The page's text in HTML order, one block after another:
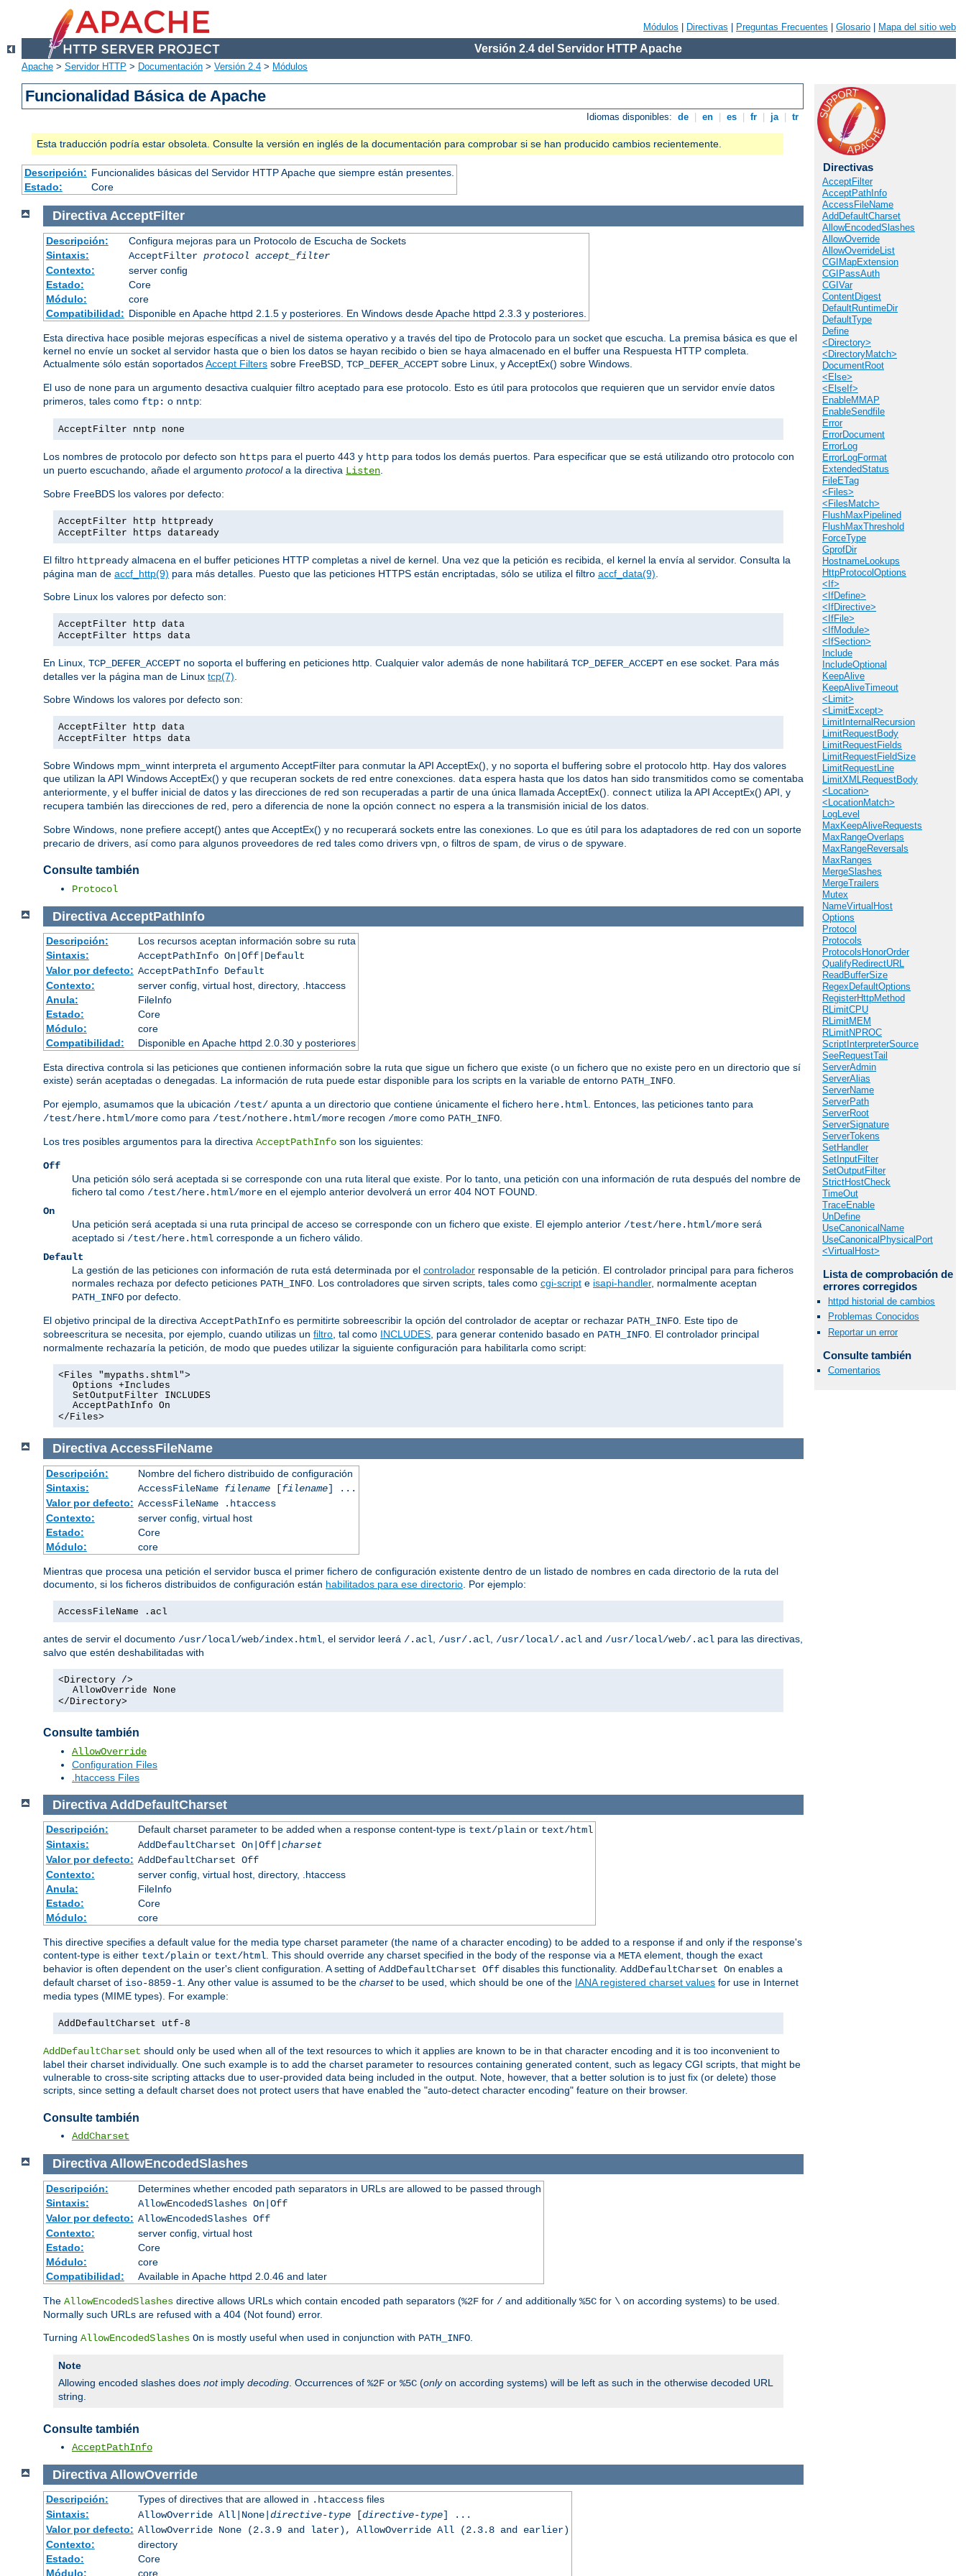
Módulos Directivas Preguntas Frecuentes Glosario Mapa del sitio web
Versión 2.4 del Servidor HTTP Apache
Apache > Servidor HTTP > Documentación > Versión 2.4 > Módulos
Funcionalidad Básica de Apache
Idiomas disponibles: de en es fr ja tr
Esta traducción podría estar obsoleta. Consulte la versión en inglés de la documentación para comprobar si se han producido cambios recientemente.
Descripción: Funcionalides básicas del Servidor HTTP Apache que siempre están presentes.
Estado:
Core
Directivas
AcceptFilter
AcceptPathInfo
AccessFileName
AddDefaultCharset
AllowEncodedSlashes
AllowOverride
AllowOverrideList
CGIMapExtension
CGIPassAuth
CGIVar
ContentDigest
DefaultRuntimeDir
DefaultType
Define
<Directory>
<DirectoryMatch>
DocumentRoot
<Else>
<ElseIf>
EnableMMAP
EnableSendfile
Error
ErrorDocument
ErrorLog
ErrorLogFormat
ExtendedStatus
FileETag
<Files>
<FilesMatch>
FlushMaxPipelined
FlushMaxThreshold
ForceType
GprofDir
HostnameLookups
HttpProtocolOptions
<If>
<IfDefine>
<IfDirective>
<IfFile>
<IfModule>
<IfSection>
Include
IncludeOptional
KeepAlive
KeepAliveTimeout
<Limit>
<LimitExcept>
LimitInternalRecursion
LimitRequestBody
LimitRequestFields
LimitRequestFieldSize
LimitRequestLine
LimitXMLRequestBody
<Location>
<LocationMatch>
LogLevel
MaxKeepAliveRequests
MaxRangeOverlaps
MaxRangeReversals
MaxRanges
MergeSlashes
MergeTrailers
Mutex
NameVirtualHost
Options
Protocol
Protocols
ProtocolsHonorOrder
QualifyRedirectURL
ReadBufferSize
RegexDefaultOptions
RegisterHttpMethod
RLimitCPU
RLimitMEM
RLimitNPROC
ScriptInterpreterSource
SeeRequestTail
ServerAdmin
ServerAlias
ServerName
ServerPath
ServerRoot
ServerSignature
ServerTokens
SetHandler
SetInputFilter
SetOutputFilter
StrictHostCheck
TimeOut
TraceEnable
UnDefine
UseCanonicalName
UseCanonicalPhysicalPort
<VirtualHost>
Lista de comprobación de
errores corregidos
httpd historial de cambios
Problemas Conocidos
Reportar un error
Consulte también
Comentarios
Directiva AcceptFilter
Descripción:
Configura mejoras para un Protocolo de Escucha de Sockets
Sintaxis:
AcceptFilter protocol accept_filter
Contexto:
server config
Estado:
Core
Módulo:
core
Compatibilidad: Disponible en Apache httpd 2.1.5 y posteriores. En Windows desde Apache httpd 2.3.3 y posteriores.
Esta directiva hace posible mejoras específicas a nivel de sistema operativo y a través del tipo de Protocolo para un socket que escucha. La premisa básica es que el
kernel no envíe un socket al servidor hasta que o bien los datos se hayan recibido o bien se haya almacenado en el buffer una Respuesta HTTP completa.
Actualmente sólo están soportadosAccept Filters sobre FreeBSD, TCP_DEFER_ACCEPT sobre Linux, y AcceptEx() sobre Windows.
El uso de none para un argumento desactiva cualquier filtro aceptado para ese protocolo. Esto es útil para protocolos que requieren que un servidor envíe datos
primeros, tales como ftp: o nntp:
AcceptFilter nntp none
Los nombres de protocolo por defecto son https para el puerto 443 y http para todos los demás puertos. Para especificar que se está utilizando otro protocolo con
un puerto escuchando, añade el argumento protocola la directiva Listen
Sobre FreeBDS los valores por defecto:
AcceptFilter http httpready
AcceptFilter https dataready
El filtro httpready almacena en el buffer peticiones HTTP completas a nivel de kernel. Una vez que la petición es recibida, el kernel la envía al servidor. Consulta la
página man de accf_http(9) para más detalles. Puesto que las peticiones HTTPS están encriptadas, sólo se utiliza el filtro accf_data(9)
Sobre Linux los valores por defecto son:
AcceptFilter http data
AcceptFilter https data
En Linux, TCP_DEFER_ACCEPT no soporta el buffering en peticiones http. Cualquier valor además de none habilitará TCP_DEFER_ACCEPT en ese socket. Para más
detalles ver la página man de Linux tcp(7)
Sobre Windows los valores por defecto son:
AcceptFilter http data
AcceptFilter https data
Sobre Windows mpm_winnt interpreta el argumento AcceptFilter para conmutar la API AcceptEx(), y no soporta el buffering sobre el protocolo http. Hay dos valores
que utilizan la API Windows AcceptEx() y que recuperan sockets de red entre conexciones. data espera hasta que los datos han sido transmitidos como se comentaba
anteriormente, y el buffer inicial de datos y las direcciones de red son recuperadas a partir de una única llamada AcceptEx(). connect utiliza la API AcceptEx() API, y
recupera también las direcciones de red, pero a diferencia de none la opción connect no espera a la transmisión inicial de los datos.
Sobre Windows, none prefiere accept() antes que AcceptEx() y no recuperará sockets entre las conexiones. Lo que es útil para los adaptadores de red con un soporte
precario de drivers, así como para algunos proveedores de red tales como drivers vpn, o filtros de spam, de virus o de spyware.
Consulte también
Protocol
Directiva AcceptPathInfo
Descripción:
Los recursos aceptan información sobre su ruta
Sintaxis:
AcceptPathInfo On|Off|Default
Valor por defecto: AcceptPathInfo Default
Contexto:
server config, virtual host, directory, .htaccess
Anula:
FileInfo
Estado:
Core
Módulo:
core
Compatibilidad:
Disponible en Apache httpd 2.0.30 y posteriores
Esta directiva controla si las peticiones que contienen información sobre la ruta que sigue un fichero que existe (o un fichero que no existe pero en un directorio que sí
existe) serán aceptadas o denegadas. La información de ruta puede estar disponible para los scripts en la variable de entorno PATH_INFO.
Por ejemplo, asumamos que la ubicación /test/ apunta a un directorio que contiene únicamente el fichero here.html. Entonces, las peticiones tanto para
/test/here.html/more como para /test/nothere.html/more recogen /more como PATH_INFO.
Los tres posibles argumentos para la directiva AcceptPathInfo son los siguientes:
Off
Una petición sólo será aceptada si se corresponde con una ruta literal que existe. Por lo tanto, una petición con una información de ruta después del nombre de
fichero tal como /test/here.html/more en el ejemplo anterior devolverá un error 404 NOT FOUND.
On
Una petición será aceptada si una ruta principal de acceso se corresponde con un fichero que existe. El ejemplo anterior /test/here.html/more será
aceptado si /test/here.html corresponde a un fichero válido.
Default
La gestión de las peticiones con información de ruta está determinada por el controlador responsable de la petición. El controlador principal para para ficheros
normales rechaza por defecto peticiones PATH_INFO. Los controladores que sirven scripts, tales como cgi-script e isapi-handler, normalmente aceptan
PATH_INFO por defecto.
El objetivo principal de la directiva AcceptPathInfo es permitirte sobreescribir la opción del controlador de aceptar or rechazar PATH_INFO. Este tipo de
sobreescritura se necesita, por ejemplo, cuando utilizas un filtro, tal como INCLUDES, para generar contenido basado en PATH_INFO. El controlador principal
normalmente rechazaría la petición, de modo que puedes utilizar la siguiente configuración para habilitarla como script:
<Files "mypaths.shtml">
Options +Includes
SetOutputFilter INCLUDES
AcceptPathInfo On
</Files>
Directiva AccessFileName
Descripción:
Nombre del fichero distribuido de configuración
Sintaxis:
AccessFileName filename[filename] ...
Valor por defecto: AccessFileName .htaccess
Contexto:
server config, virtual host
Estado:
Core
Módulo:
core
Mientras que procesa una petición el servidor busca el primer fichero de configuración existente dentro de un listado de nombres en cada directorio de la ruta del
documento, si los ficheros distribuidos de configuración están habilitados para ese directorio . Por ejemplo:
AccessFileName .acl
antes de servir el documento /usr/local/web/index.html , el servidor leerá /.acl /usr/.acl /usr/local/.acl and /usr/local/web/.acl para las directivas,
salvo que estén deshabilitadas with
<Directory />
AllowOverride None
</Directory>
Consulte también
AllowOverride
Configuration Files
.htaccess Files
Directiva AddDefaultCharset
Descripción: Default charset parameter to be added when a response content-type is text/plainor text/html
Sintaxis:
AddDefaultCharset On|Off| charset
Valor por defecto: AddDefaultCharset Off
Contexto:
server config, virtual host, directory, .htaccess
Anula:
FileInfo
Estado:
Core
Módulo:
core
This directive specifies a default value for the media type charset parameter (the name of a character encoding) to be added to a response if and only if the response's
content-type is either text/plain or text/html. This should override any charset specified in the body of the response via a METAelement, though the exact
behavior is often dependent on the user's client configuration. A setting of AddDefaultCharset Off disables this functionality. AddDefaultCharset On enables a
default charset of iso-8859-1. Any other value is assumed to be the charsetto be used, which should be one of the IANA registered charset values for use in Internet
media types (MIME types). For example:
AddDefaultCharset utf-8
AddDefaultCharset should only be used when all of the text resources to which it applies are known to be in that character encoding and it is too inconvenient to
label their charset individually. One such example is to add the charset parameter to resources containing generated content, such as legacy CGI scripts, that might be
vulnerable to cross-site scripting attacks due to user-provided data being included in the output. Note, however, that a better solution is to just fix (or delete) those
scripts, since setting a default charset does not protect users that have enabled the "auto-detect character encoding" feature on their browser.
Consulte también
AddCharset
Directiva AllowEncodedSlashes
Descripción:
Determines whether encoded path separators in URLs are allowed to be passed through
Sintaxis:
AllowEncodedSlashes On|Off
Valor por defecto: AllowEncodedSlashes Off
Contexto:
server config, virtual host
Estado:
Core
Módulo:
core
Compatibilidad:
Available in Apache httpd 2.0.46 and later
The AllowEncodedSlashes directive allows URLs which contain encoded path separators (%2F for / and additionally %5C for \ on according systems) to be used.
Normally such URLs are refused with a 404 (Not found) error.
Turning AllowEncodedSlashes On is mostly useful when used in conjunction with PATH_INFO
Note
Allowing encoded slashes does notimply decoding . Occurrences of %2F or %5C (onlyon according systems) will be left as such in the otherwise decoded URL
string.
Consulte también
AcceptPathInfo
Directiva AllowOverride
Descripción: Types of directives that are allowed in .htaccessfiles
Sintaxis:
AllowOverride All|None| directive-type[directive-type] ...
Valor por defecto: AllowOverride None (2.3.9 and later), AllowOverride All (2.3.8 and earlier)
Contexto:
directory
Estado:
Core
Módulo:
core